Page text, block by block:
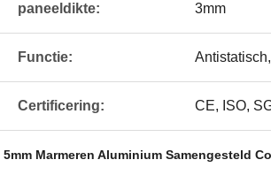
paneeldikte: 3mm
Functie:
Certificering: CE, ISO,
5mm Marmeren Aluminium Samengesteld